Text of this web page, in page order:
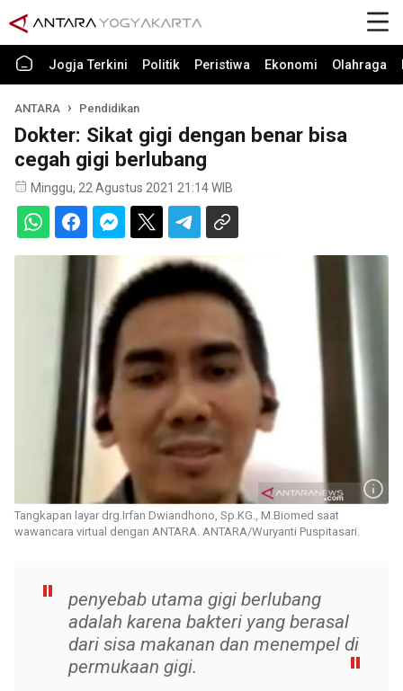
Jogja Terkini Politik Peristiwa Ekonomi Olahraga
ANTARA Pendidikan
Dokter: Sikat gigi dengan benar bisa
cegah gigi berlubang
Minggu, 22 Agustus 2021 21:14 WIB
Tangkapan layar drg.Irfan Dwiandhono, Sp.KG., M.Biomed saat
wawancara virtual dengan ANTARA. ANTARA/Wuryanti Puspitasari.
penyebab utama gigi berlubang
adalah karena bakteri yang berasal
dari sisa makanan dan menempel di
permukaan gigi.